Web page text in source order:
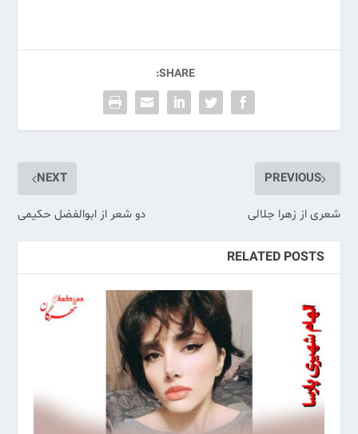
SHARE:
PREVIOUS
شعری از زهرا جلالی
NEXT
دو شعر از ابوالفضل حکیمی
RELATED POSTS